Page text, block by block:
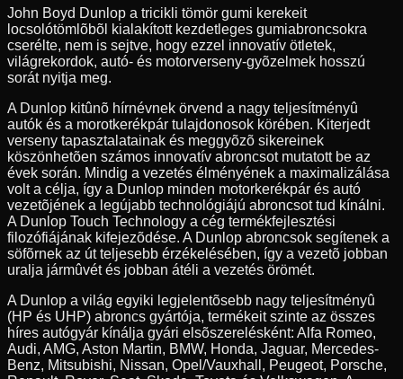
John Boyd Dunlop a tricikli tömör gumi kerekeit
locsolótömlõbõl kialakított kezdetleges gumiabroncsokra
cserélte, nem is sejtve, hogy ezzel innovatív ötletek,
világrekordok, autó- és motorverseny-gyõzelmek hosszú
sorát nyitja meg.
A Dunlop kitûnõ hírnévnek örvend a nagy teljesítményû
autók és a morotkerékpár tulajdonosok körében. Kiterjedt
verseny tapasztalatainak és meggyõzõ sikereinek
köszönhetõen számos innovatív abroncsot mutatott be az
évek során. Mindig a vezetés élményének a maximalizálása
volt a célja, így a Dunlop minden motorkerékpár és autó
vezetõjének a legújabb technológiájú abroncsot tud kínálni.
A Dunlop Touch Technology a cég termékfejlesztési
filozófiájának kifejezõdése. A Dunlop abroncsok segítenek a
söfõrnek az út teljesebb érzékelésében, így a vezetõ jobban
uralja jármûvét és jobban átéli a vezetés örömét.
A Dunlop a világ egyiki legjelentõsebb nagy teljesítményû
(HP és UHP) abroncs gyártója, termékeit szinte az összes
híres autógyár kínálja gyári elsõszerelésként: Alfa Romeo,
Audi, AMG, Aston Martin, BMW, Honda, Jaguar, Mercedes-
Benz, Mitsubishi, Nissan, Opel/Vauxhall, Peugeot, Porsche,